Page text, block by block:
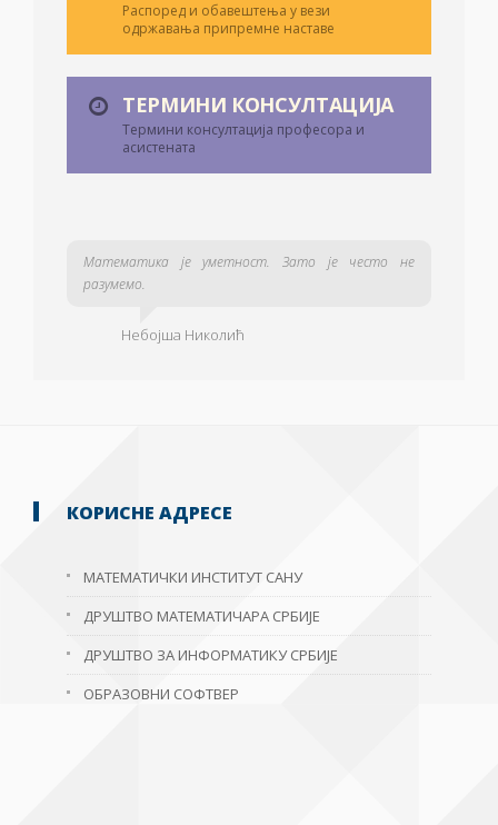
Распоред и обавештења у вези
одржавања припремне наставе
ТЕРМИНИ КОНСУЛТАЦИЈА
Термини консултација професора и
асистената
Математика је уметност. Зато је често не
разумемо.
Небојша Николић
КОРИСНЕ АДРЕСЕ
МАТЕМАТИЧКИ ИНСТИТУТ САНУ
ДРУШТВО МАТЕМАТИЧАРА СРБИЈЕ
ДРУШТВО ЗА ИНФОРМАТИКУ СРБИЈЕ
ОБРАЗОВНИ СОФТВЕР